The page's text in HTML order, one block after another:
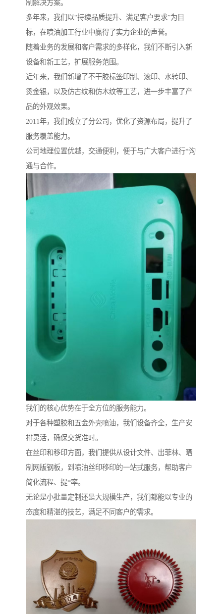
制解决方案。
多年来，我们以“持续品质提升、满足客户要求”为目
标，在喷油加工行业中赢得了实力企业的声誉。
随着业务的发展和客户需求的多样化，我们不断引入新
设备和新工艺，扩展服务范围。
近年来，我们新增了不干胶标签印制、滚印、水转印、
烫金银，以及仿古纹和仿木纹等工艺，进一步丰富了产
品的外观效果。
2011年，我们成立了分公司，优化了资源布局，提升了
服务覆盖能力。
公司地理位置优越，交通便利，便于与广大客户进行*沟
通与合作。
我们的核心优势在于全方位的服务能力。
对于各种塑胶和五金外壳喷油，我们设备齐全，生产安
排灵活，确保交货准时。
在丝印和移印方面，我们提供从设计文件、出菲林、晒
制网版钢板，到喷油丝印移印的一站式服务，帮助客户
简化流程、提*率。
无论是小批量定制还是大规模生产，我们都能以专业的
态度和精湛的技艺，满足不同客户的需求。